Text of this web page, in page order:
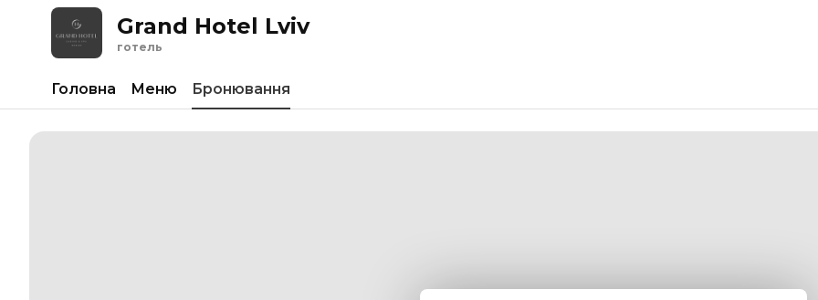
Grand Hotel Lviv
готель
Головна Меню Бронювання